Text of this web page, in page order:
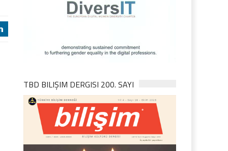
TBD BILIŞIM DERGISI 200. SAYI